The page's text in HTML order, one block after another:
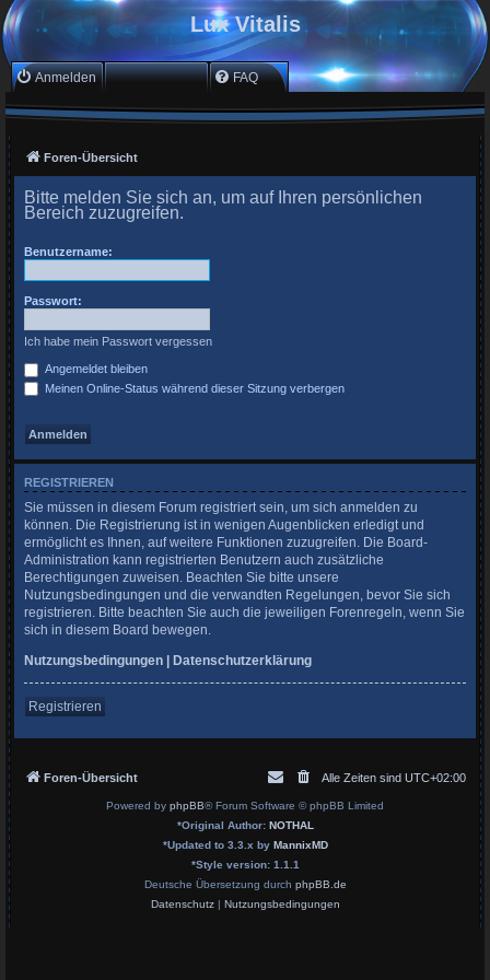
Lux Vitalis
Anmelden Registrieren FAQ
Foren-Übersicht
Bitte melden Sie sich an, um auf Ihren persönlichen
Bereich zuzugreifen.
Benutzername:
Passwort:
Ich habe mein Passwort vergessen
Angemeldet bleiben
Meinen Online-Status während dieser Sitzung verbergen
REGISTRIEREN
Sie müssen in diesem Forum registriert sein, um sich anmelden zu
können. Die Registrierung ist in wenigen Augenblicken erledigt und
ermöglicht es Ihnen, auf weitere Funktionen zuzugreifen. Die Board-
Administration kann registrierten Benutzern auch zusätzliche
Berechtigungen zuweisen. Beachten Sie bitte unsere
Nutzungsbedingungen und die verwandten Regelungen, bevor Sie sich
registrieren. Bitte beachten Sie auch die jeweiligen Forenregeln, wenn Sie
sich in diesem Board bewegen.
Nutzungsbedingungen | Datenschutzerklärung
Registrieren
Foren-Übersicht Alle Zeiten sind UTC+02:00
Powered by phpBB® Forum Software © phpBB Limited
*Original Author: NOTHAL
*Updated to 3.3.x by MannixMD
*Style version: 1.1.1
Deutsche Übersetzung durch phpBB.de
Datenschutz| Nutzungsbedingungen